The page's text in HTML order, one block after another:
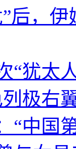
后，
“犹太
极右
“中国